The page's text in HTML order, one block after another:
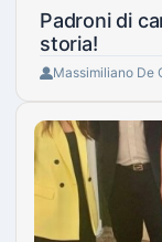
Padroni di
storia!
Massimiliano De